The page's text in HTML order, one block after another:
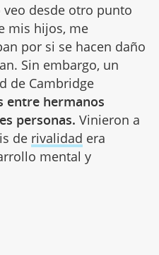
desde otro punto
mis hijos, me
por si se hacen daño
Sin embargo, un
de Cambridge
entre hermanos
personas. Vinieron a
de rivalidad era
mental y